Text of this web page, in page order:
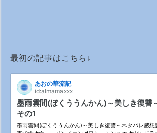
最初の記事はこちら↓